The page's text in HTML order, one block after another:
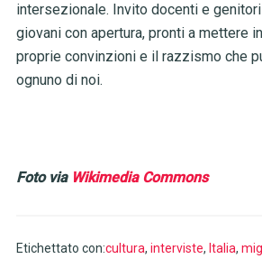
intersezionale. Invito docenti e
giovani con apertura, pronti a mettere
proprie convinzioni e il razzismo che
ognuno di noi.
Foto via Wikimedia Commons
Etichettato con:cultura, interviste, Italia,